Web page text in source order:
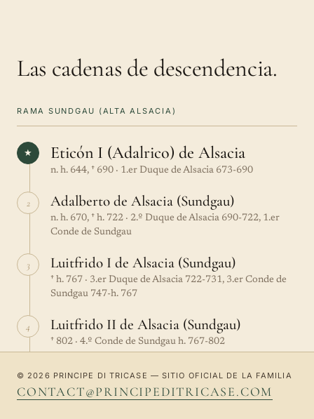
Las cadenas de descendencia.
RAMA SUNDGAU (ALTA ALSACIA)
★ Eticón I (Adalrico) de Alsacia
n. h. 644, † 690 · 1.er Duque de Alsacia 673-690
2 Adalberto de Alsacia (Sundgau)
n. h. 670, † h. 722 · 2.º Duque de Alsacia 690-722, 1.er
Conde de Sundgau
3 Luitfrido I de Alsacia (Sundgau)
† h. 767 · 3.er Duque de Alsacia 722-731, 3.er Conde de
Sundgau 747-h. 767
4 Luitfrido II de Alsacia (Sundgau)
† 802 · 4.º Conde de Sundgau h. 767-802
5
Hugo «de Tours», «el Desconfiado», de
Alsacia (Sundgau)
© 2026 PRINCIPE DI TRICASE — SITIO OFICIAL DE LA FAMILIA
CONTACT@PRINCIPEDITRICASE.COM